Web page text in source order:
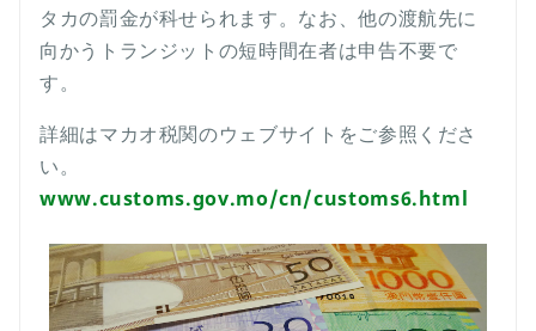
タカの罰金が科せられます。なお、他の渡航先に
向かうトランジットの短時間在者は申告不要で
す。
詳細はマカオ税関のウェブサイトをご参照くださ
い。
www.customs.gov.mo/cn/customs6.html